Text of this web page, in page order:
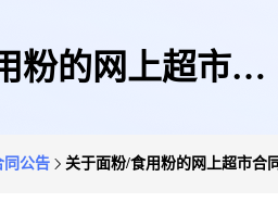
粉的网上超市合
同公告 关于面粉/食用粉的网上超市合